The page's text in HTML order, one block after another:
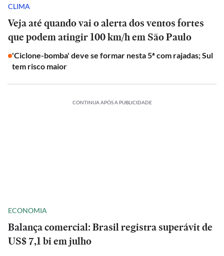
CLIMA
Veja até quando vai o alerta dos ventos fortes
que podem atingir 100 km/h em São Paulo
'Ciclone-bomba' deve se formar nesta 5ª com rajadas; Sul
tem risco maior
CONTINUA APÓS A PUBLICIDADE
ECONOMIA
Balança comercial: Brasil registra superávit de
US$ 7,1 bi em julho